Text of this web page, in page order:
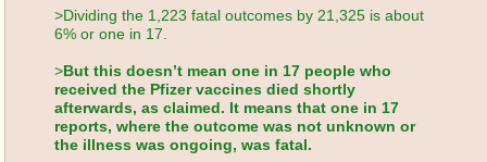
>Dividing the 1,223 fatal outcomes by 21,325 is about
6% or one in 17.
>But this doesn’t mean one in 17 people who
received the Pfizer vaccines died shortly
afterwards, as claimed. It means that one in 17
reports, where the outcome was not unknown or
the illness was ongoing, was fatal.